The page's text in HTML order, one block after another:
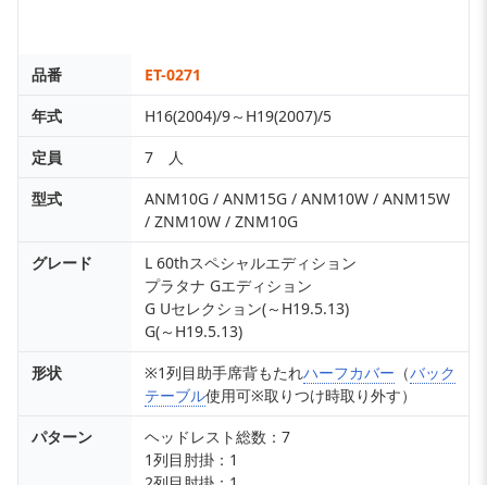
品番
ET-0271
年式
H16(2004)/9～H19(2007)/5
定員
7 人
型式
ANM10G / ANM15G / ANM10W / ANM15W
/ ZNM10W / ZNM10G
グレード
L 60thスペシャルエディション
プラタナ Gエディション
G Uセレクション(～H19.5.13)
G(～H19.5.13)
形状
※1列目助手席背もたれハーフカバー （バック
テーブル使用可※取りつけ時取り外す）
パターン
ヘッドレスト総数：7
1列目肘掛：1